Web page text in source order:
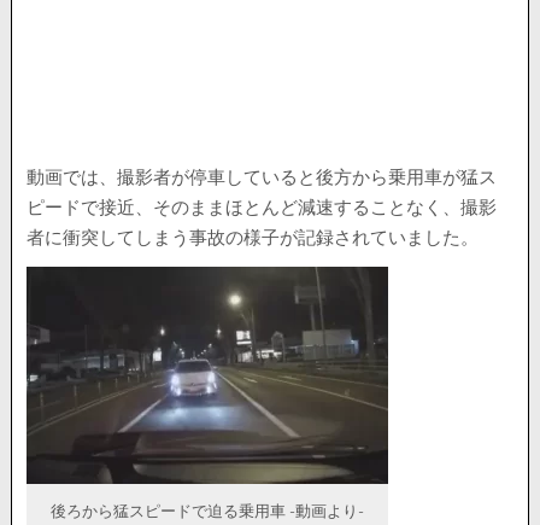
動画では、撮影者が停車していると後方から乗用車が猛ス
ピードで接近、そのままほとんど減速することなく、撮影
者に衝突してしまう事故の様子が記録されていました。
後ろから猛スピードで迫る乗用車 -動画より-